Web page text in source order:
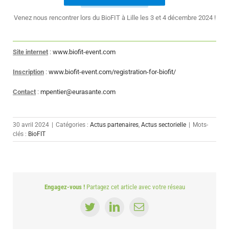
Venez nous rencontrer lors du BioFIT à Lille les 3 et 4 décembre 2024 !
Site internet : www.biofit-event.com
Inscription : www.biofit-event.com/registration-for-biofit/
Contact : mpentier@eurasante.com
30 avril 2024 Catégories : Actus partenaires, Actus sectorielle
Mots-
clés : BioFIT
Engagez-vous !Partagez cet article avec votre réseau
TwitterLinkedInEmail